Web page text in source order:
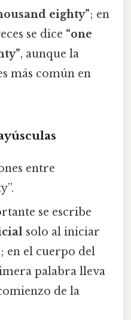
eighty”; en
se dice “one
, aunque la
más común en
entre
se escribe
solo al iniciar
en el cuerpo del
palabra lleva
de la